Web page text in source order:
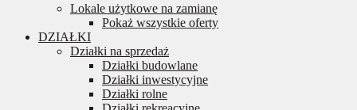
Lokale użytkowe na zamianę
Pokaż wszystkie oferty
DZIAŁKI
Działki na sprzedaż
Działki budowlane
Działki inwestycyjne
Działki rolne